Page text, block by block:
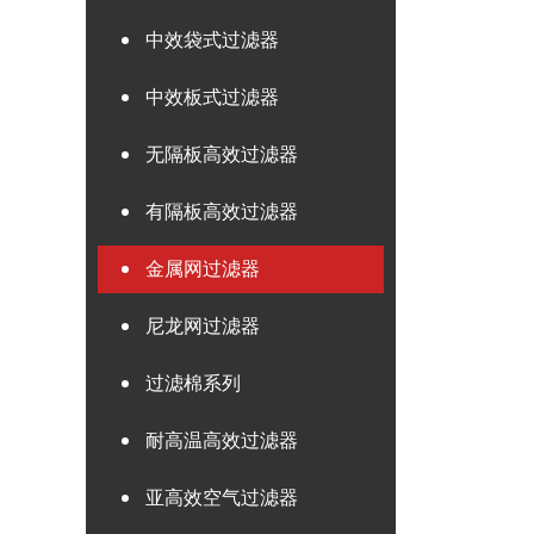
中效袋式过滤器
中效板式过滤器
无隔板高效过滤器
有隔板高效过滤器
金属网过滤器
尼龙网过滤器
过滤棉系列
耐高温高效过滤器
亚高效空气过滤器